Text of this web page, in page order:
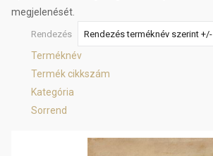
megjelenését.
Rendezés Rendezés terméknév szerint +/-
Terméknév
Termék cikkszám
Kategória
Sorrend